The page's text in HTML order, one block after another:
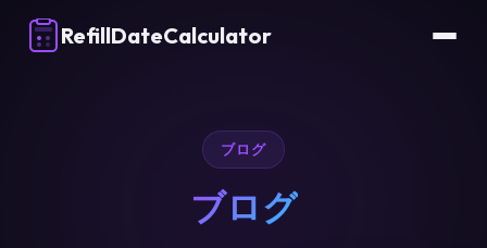
RefillDateCalculator
ブログ
ブログ